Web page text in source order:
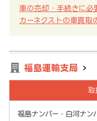
車の売却・手続きに必
カーネクストの車買取
福島運輸支局
取
福島ナンバー・白河ナン